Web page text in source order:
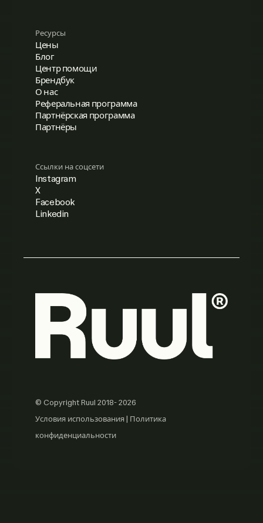
Ресурсы
Цены
Блог
Центр помощи
Брендбук
О нас
Реферальная программа
Партнёрская программа
Партнёры
© Copyright Ruul 2018- 2026
Условия использования| Политика
конфиденциальности
Ссылки на соцсети
Instagram
X
Facebook
Linkedin